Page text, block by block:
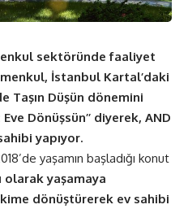
sektöründe faaliyet
İstanbul Kartal’daki
Taşın Düşün dönemini
Dönüşsün’’ diyerek, AND
yapıyor.
yaşamın başladığı konut
olarak yaşamaya
dönüştürerek ev sahibi